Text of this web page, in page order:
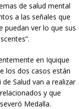
de salud mental
a las señales que
puedan ver lo que sus
en Iquique
los dos casos están
Salud van a realizar
y que
Medalla.